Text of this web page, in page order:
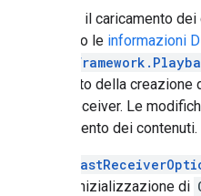
Durante il caricamento
esempio le informazioni
momento della
Web Receiver. Le
caricamento dei
l'inizializzazione di